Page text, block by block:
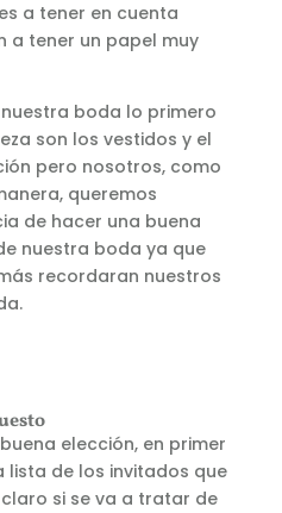
a tener en cuenta
a tener un papel muy
boda lo primero
son los vestidos y el
pero nosotros, como
queremos
de hacer una buena
nuestra boda ya que
recordaran nuestros
elección, en primer
de los invitados que
si se va a tratar de